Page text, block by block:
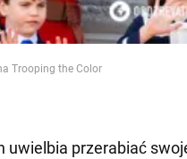
Trooping the Color
uwielbia przerabiać